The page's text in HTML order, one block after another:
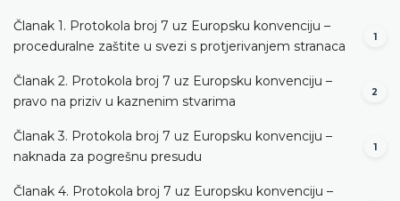
Članak 1. Protokola broj 7 uz Europsku konvenciju –
proceduralne zaštite u svezi s protjerivanjem stranaca
1
Članak 2. Protokola broj 7 uz Europsku konvenciju –
pravo na priziv u kaznenim stvarima
2
Članak 3. Protokola broj 7 uz Europsku konvenciju –
naknada za pogrešnu presudu
1
Članak 4. Protokola broj 7 uz Europsku konvenciju –